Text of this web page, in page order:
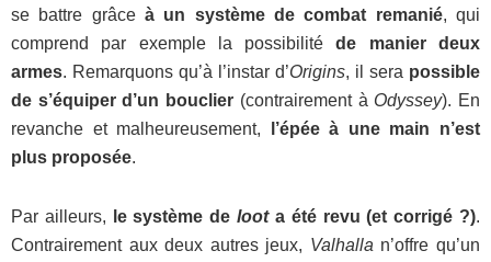
se battre grâce à un système de combat remanié, qui
comprend par exemple la possibilitéde manier deux
armes. Remarquons qu’à l’instar d’Origins, il sera possible
de s’équiper d’un bouclier (contrairement à Odyssey). En
revanche et malheureusement, l’épée à une main n’est
plus proposée.
Par ailleurs, le système deloota été revu (et corrigé ?).
Contrairement aux deux autres jeux, Valhalla n’offre qu’un